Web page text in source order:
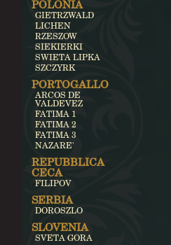
POLONIA
GIETRZWALD
LICHEN
RZESZOW
SIEKIERKI
SWIETA LIPKA
SZCZYRK
PORTOGALLO
ARCOS DE
VALDEVEZ
FATIMA 1
FATIMA 2
FATIMA 3
NAZARE'
REPUBBLICA
CECA
FILIPOV
SERBIA
DOROSZLO
SLOVENIA
SVETA GORA